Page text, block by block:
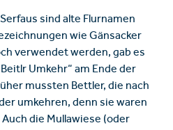
sind alte Flurnamen
wie Gänsacker
verwendet werden, gab es
Umkehr“ am Ende der
mussten Bettler, die nach
umkehren, denn sie waren
die Mullawiese (oder